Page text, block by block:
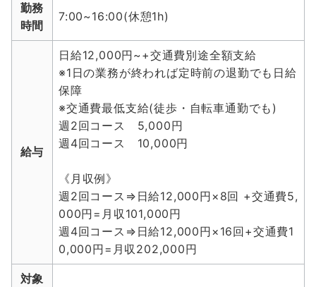
勤務
時間
7:00~16:00(休憩1h)
給与
日給12,000円~+交通費別途全額支給
※1日の業務が終われば定時前の退勤でも日給
保障
※交通費最低支給(徒歩・自転車通勤でも)
週2回コース 5,000円
週4回コース 10,000円
《月収例》
週2回コース⇒日給12,000円×8回 +交通費5,
000円=月収101,000円
週4回コース⇒日給12,000円×16回+交通費1
0,000円=月収202,000円
対象